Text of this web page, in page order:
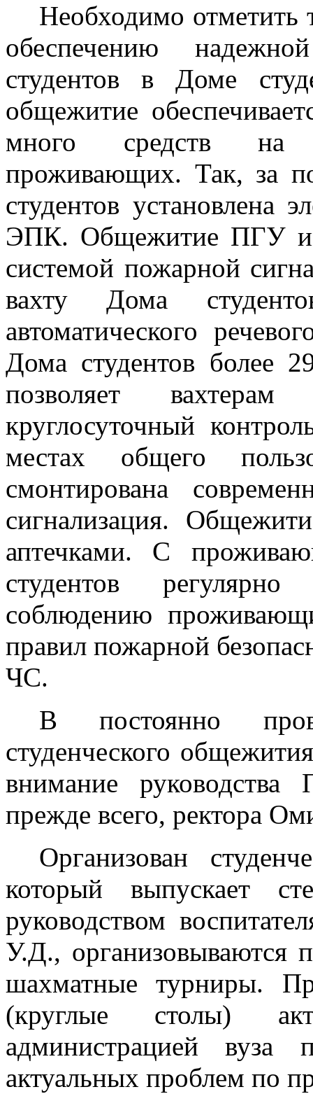
Необходимо отметить
обеспечению
студентов в Доме
общежитие
много средств на
проживающих. Так, за
студентов установлена
ЭПК. Общежитие ПГУ
системой пожарной
вахту Дома
автоматического
Дома студентов более
позволяет
круглосуточный
местах общего
смонтирована
сигнализация.
аптечками. С
студентов
соблюдению
правил пожарной
ЧС.
В постоянно
студенческого
внимание
прежде всего, ректора
Организован
который выпускает
руководством
У.Д., организовываются
шахматные турниры.
(круглые столы)
администрацией
актуальных проблем по